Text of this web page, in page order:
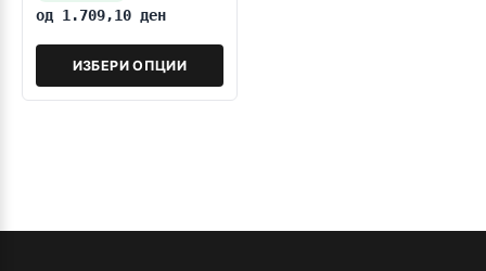
од 1.709,10 ден
ИЗБЕРИ ОПЦИИ